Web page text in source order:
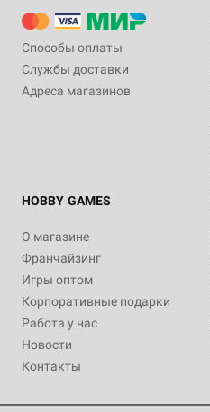
Способы оплаты
Службы доставки
Адреса магазинов
HOBBY GAMES
О магазине
Франчайзинг
Игры оптом
Корпоративные подарки
Работа у нас
Новости
Контакты